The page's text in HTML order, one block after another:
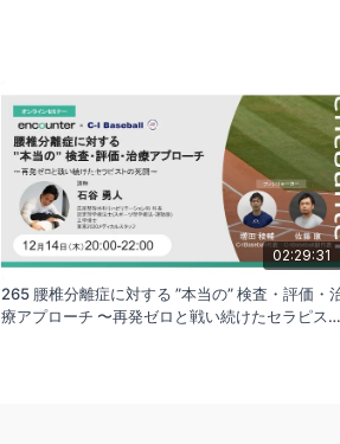
②口を大きく開け、示指〜薬指が縦
いていませんか？ どれか１つでも
可能性があります。 私も顎関節を知
頸部疾患に悩んでいた際に、「頸
して鑑別評価しなければならない
独学で洋書を読み漁り、そのお陰
た。
02:29:31
265 腰椎分離症に対する ”本当の” 検査・評価・
療アプローチ 〜再発ゼロと戦い続けたセラピスト